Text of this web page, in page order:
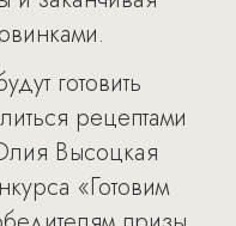
готовить
рецептами
Высоцкая
«Готовим